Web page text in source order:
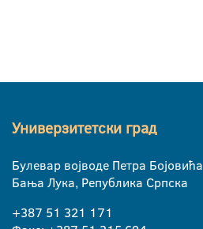
Универзитетски град
Булевар војводе Петра Бојовића
Бања Лука, Република Српска
+387 51 321 171